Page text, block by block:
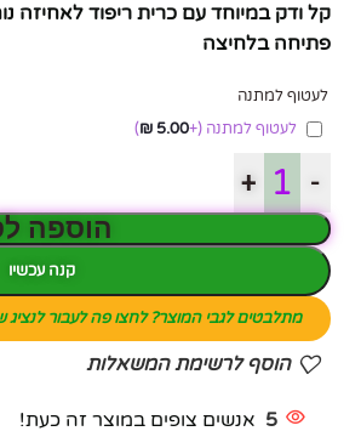
קל ודק במיוחד עם כרית ריפוד לאחיזה
פתיחה בלחיצה
לעטוף למתנה
לעטוף למתנה(+
5.00
₪
)
-
+
הוספה
קנה עכשיו
מתלבטים לגבי המוצר? לחצו פה לעבור לנציג
הוסף לרשימת המשאלות
5 אנשים צופים במוצר זה כעת! פייסבוק